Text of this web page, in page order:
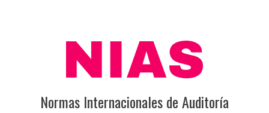
Normas Internacionales de Auditoría